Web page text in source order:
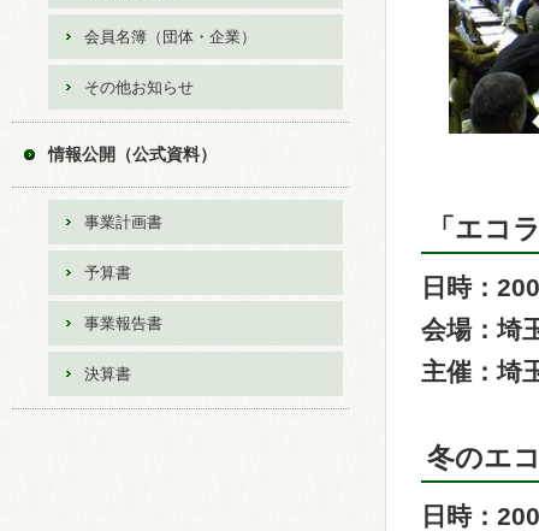
「エコ
日時：
会場：埼
主催：埼
冬のエ
日時：
会員名簿（団体・企業）
その他お知らせ
情報公開（公式資料）
事業計画書
予算書
事業報告書
決算書